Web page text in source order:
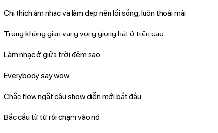
Chị thích âm nhạc và làm đẹp nên lối sống, luôn thoải mái
Trong không gian vang vọng giọng hát ở trên cao
Làm nhạc ở giữa trời đêm sao
Everybody say wow
Chắc flow ngắt câu show diễn mới bắt đầu
Bắc cầu từ từ rồi chạm vào nó